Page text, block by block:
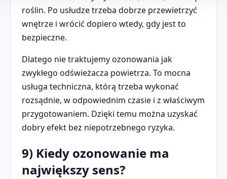
roślin. Po usłudze trzeba dobrze przewietrzyć
wnętrze i wrócić dopiero wtedy, gdy jest to
bezpieczne.
Dlatego nie traktujemy ozonowania jak
zwykłego odświeżacza powietrza. To mocna
usługa techniczna, którą trzeba wykonać
rozsądnie, w odpowiednim czasie i z właściwym
przygotowaniem. Dzięki temu można uzyskać
dobry efekt bez niepotrzebnego ryzyka.
9) Kiedy ozonowanie ma
największy sens?